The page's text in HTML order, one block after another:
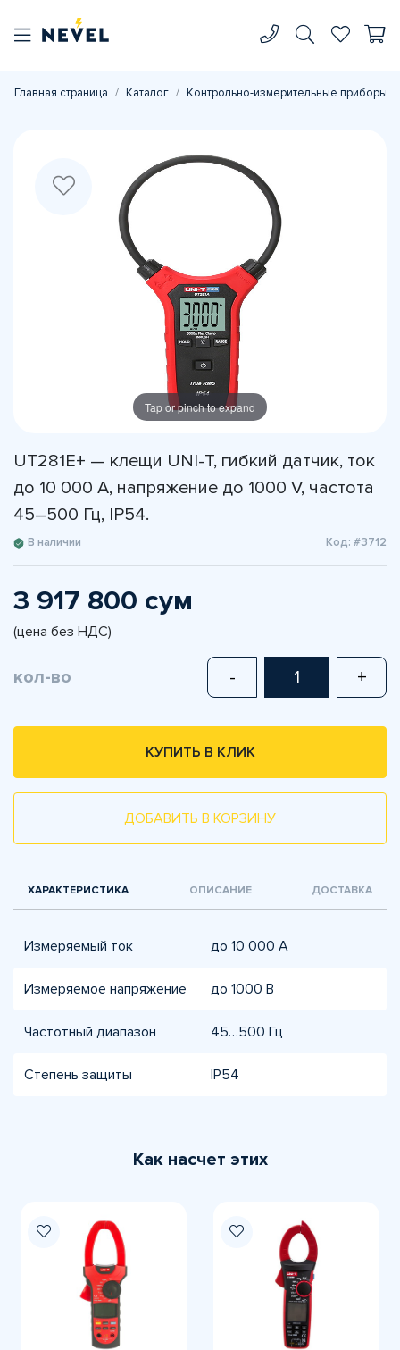
Главная страница Каталог Контрольно-измерительные приборы
Tap or pinch to expand
UT281E+ — клещи UNI-T, гибкий датчик, ток
до 10 000 A, напряжение до 1000 V, частота
45–500 Гц, IP54.
В наличии Код: #3712
3 917 800 сум
(цена без НДС)
кол-во - +
КУПИТЬ В КЛИК
ДОБАВИТЬ В КОРЗИНУ
ХАРАКТЕРИСТИКА ОПИСАНИЕ ДОСТАВКА
Измеряемый ток до 10 000 А
Измеряемое напряжение до 1000 В
Частотный диапазон 45…500 Гц
Степень защиты IP54
Как насчет этих